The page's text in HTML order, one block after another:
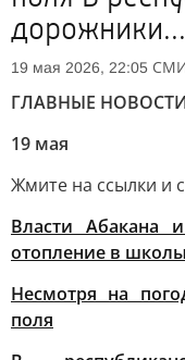
дорожники...
19 мая 2026, 22:05
ГЛАВНЫЕ
19 мая
Жмите на ссылки и
Власти Абакана
отопление в
Несмотря на
поля